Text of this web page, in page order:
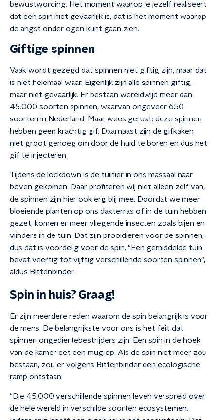
bewustwording. Het moment waarop je jezelf realiseert
dat een spin niet gevaarlijk is, dat is het moment waarop
de angst onder ogen kunt gaan zien.
Giftige spinnen
Vaak wordt gezegd dat spinnen niet giftig zijn, maar dat
is niet helemaal waar. Eigenlijk zijn alle spinnen giftig,
maar niet gevaarlijk. Er bestaan wereldwijd meer dan
45.000 soorten spinnen, waarvan ongeveer 650
soorten in Nederland. Maar wees gerust: deze spinnen
hebben geen krachtig gif. Daarnaast zijn de gifkaken
niet groot genoeg om door de huid te boren en dus het
gif te injecteren.
Tijdens de lockdown is de tuinier in ons massaal naar
boven gekomen. Daar profiteren wij niet alleen zelf van,
de spinnen zijn hier ook erg blij mee. Doordat we meer
bloeiende planten op ons dakterras of in de tuin hebben
gezet, komen er meer vliegende insecten zoals bijen en
vlinders in de tuin. Dat zijn prooidieren voor de spinnen,
dus dat is voordelig voor de spin. "Een gemiddelde tuin
bevat veertig tot vijftig verschillende soorten spinnen",
aldus Bittenbinder.
Spin in huis? Graag!
Er zijn meerdere reden waarom de spin belangrijk is voor
de mens. De belangrijkste voor ons is het feit dat
spinnen ongediertebestrijders zijn. Een spin in de hoek
van de kamer eet een mug op. Als de spin niet meer zou
bestaan, zou er volgens Bittenbinder een ecologische
ramp ontstaan.
"Die 45.000 verschillende spinnen leven verspreid over
de hele wereld in verschilde soorten ecosystemen.